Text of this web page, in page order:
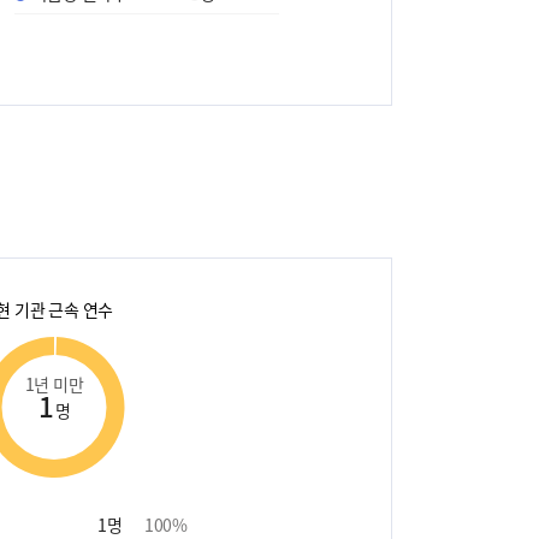
기관 근속 연수
1년 미만
1명
1 명 100%